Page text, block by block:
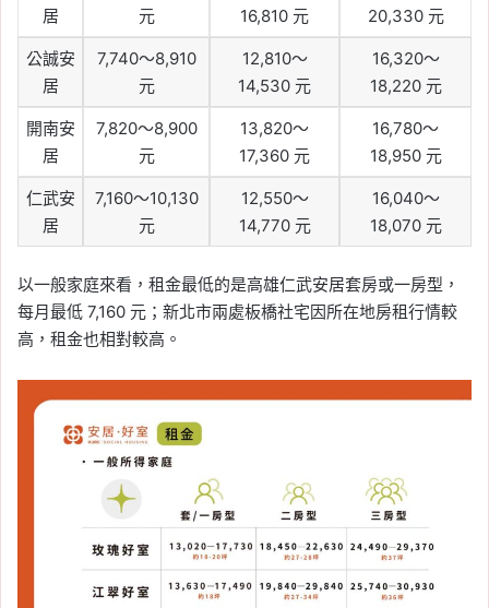
居
元
16,810 元
20,330 元
公誠安
居
7,740～8,910
元
12,810～
14,530 元
16,320～
18,220 元
開南安
居
7,820～8,900
元
13,820～
17,360 元
16,780～
18,950 元
仁武安
居
7,160～10,130
元
12,550～
14,770 元
16,040～
18,070 元
以一般家庭來看，租金最低的是高雄仁武安居套房或一房型，
每月最低 7,160 元；新北市兩處板橋社宅因所在地房租行情較
高，租金也相對較高。